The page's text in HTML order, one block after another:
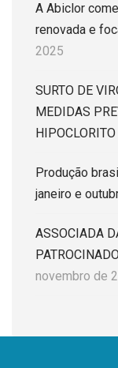
A Abiclor
renovada e
2025
SURTO DE
MEDIDAS
Produção
janeiro e
ASSOCIADA
novembro de